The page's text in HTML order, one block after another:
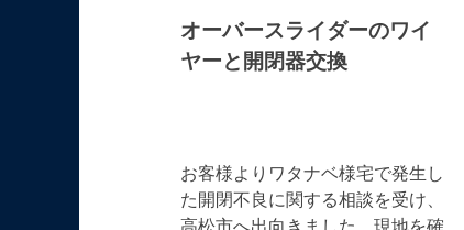
オーバースライダーのワイ
ヤーと開閉器交換
お客様よりワタナベ様宅で発生し
た開閉不良に関する相談を受け、
高松市へ出向きました。現地を確